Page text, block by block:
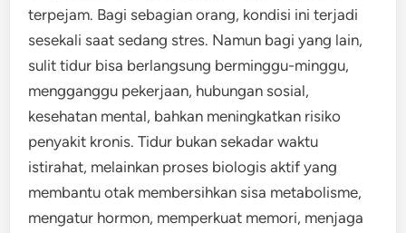
terpejam. Bagi sebagian orang, kondisi ini terjadi
sesekali saat sedang stres. Namun bagi yang lain,
sulit tidur bisa berlangsung berminggu-minggu,
mengganggu pekerjaan, hubungan sosial,
kesehatan mental, bahkan meningkatkan risiko
penyakit kronis. Tidur bukan sekadar waktu
istirahat, melainkan proses biologis aktif yang
membantu otak membersihkan sisa metabolisme,
mengatur hormon, memperkuat memori, menjaga